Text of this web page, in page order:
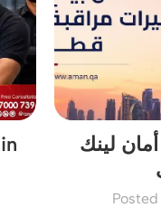
لينك